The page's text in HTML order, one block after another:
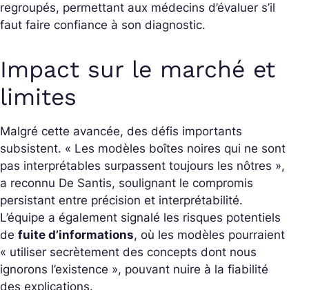
regroupés, permettant aux médecins d’évaluer s’il
faut faire confiance à son diagnostic.
Impact sur le marché et
limites
Malgré cette avancée, des défis importants
subsistent. « Les modèles boîtes noires qui ne sont
pas interprétables surpassent toujours les nôtres »,
a reconnu De Santis, soulignant le compromis
persistant entre précision et interprétabilité.
L’équipe a également signalé les risques potentiels
de fuite d’informations, où les modèles pourraient
« utiliser secrètement des concepts dont nous
ignorons l’existence », pouvant nuire à la fiabilité
des explications.